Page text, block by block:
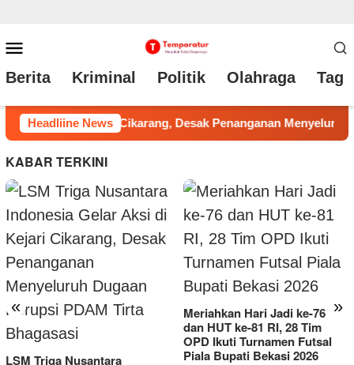
ke
konten
Mobile
Berita Kriminal Politik Olahraga Tag
Headliine News
Dugaan Korupsi PDAM Tirta Bhagasasi
KABAR TERKINI
« »
Meriahkan Hari Jadi ke-76
dan HUT ke-81 RI, 28 Tim
OPD Ikuti Turnamen Futsal
Piala Bupati Bekasi 2026
Soroti Kinerja DLH, DPC XTC
Sexyroad Kabupaten Bekasi
Gelar Aksi Demo di Depan
Pemkab